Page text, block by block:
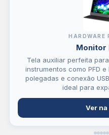
HARDWARE
Monitor
Tela auxiliar perfeita
instrumentos como PFD e
polegadas e conexão
ideal para
Ver